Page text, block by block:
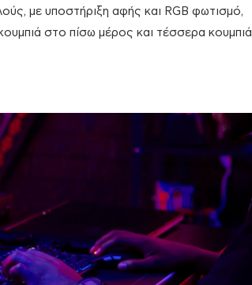
με υποστήριξη αφής και RGB φωτισμό,
στο πίσω μέρος και τέσσερα κουμπιά